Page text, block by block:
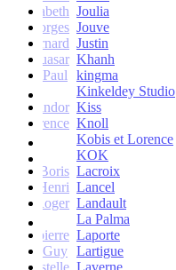
Elisabeth Joulia
Georges Jouve
Bernard Justin
Quasar Khanh
Paul
kingma
Kinkeldey Studio
Sandor Kiss
Florence Knoll
Kobis et Lorence
KOK
Jean-Boris Lacroix
Henri Lancel
Roger Landault
La Palma
Jean-pierre Laporte
Guy Lartigue
et Estelle Laverne